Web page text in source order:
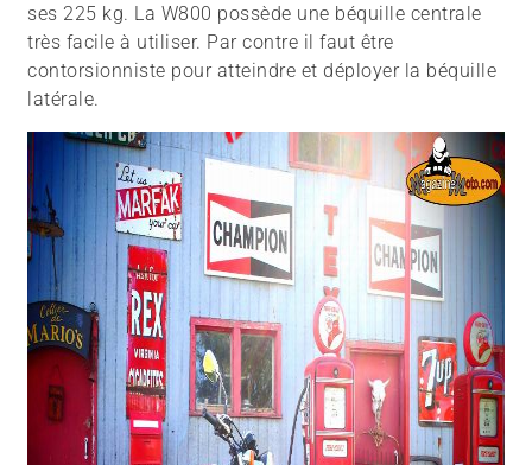
ses 225 kg. La W800 possède une béquille centrale
très facile à utiliser. Par contre il faut être
contorsionniste pour atteindre et déployer la béquille
latérale.